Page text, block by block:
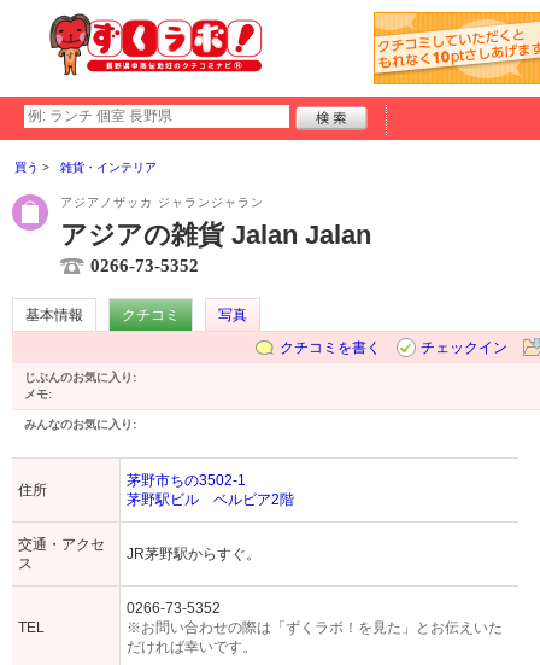
買う 雑貨・インテリア
アジアノザッカ ジャランジャラン
アジアの雑貨 Jalan Jalan
0266-73-5352
基本情報 クチコミ
写真
クチコミを書く
チェックイン
じぶんのお気に入り:
メモ:
みんなのお気に入り:
住所
茅野市ちの3502-1
茅野駅ビル ベルビア2階
交通・アクセ
ス
JR茅野駅からすぐ。
TEL
0266-73-5352
※お問い合わせの際は「ずくラボ！を見た」とお伝えいた
だければ幸いです。